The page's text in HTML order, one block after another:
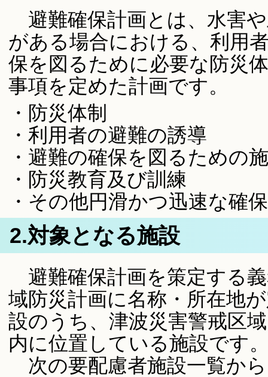
避難確保計画とは、水害
がある場合における、利用
保を図るために必要な防災
事項を定めた計画です。
・防災体制
・利用者の避難の誘導
・避難の確保を図るための
・防災教育及び訓練
・その他円滑かつ迅速な確
2.対象となる施設
避難確保計画を策定する
域防災計画に名称・所在地
設のうち、津波災害警戒区
内に位置している施設です
次の要配慮者施設一覧か